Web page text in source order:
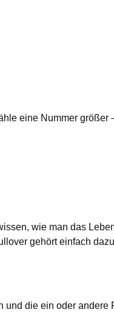
eine Nummer größer
wie man das
gehört einfach
und die ein oder andere